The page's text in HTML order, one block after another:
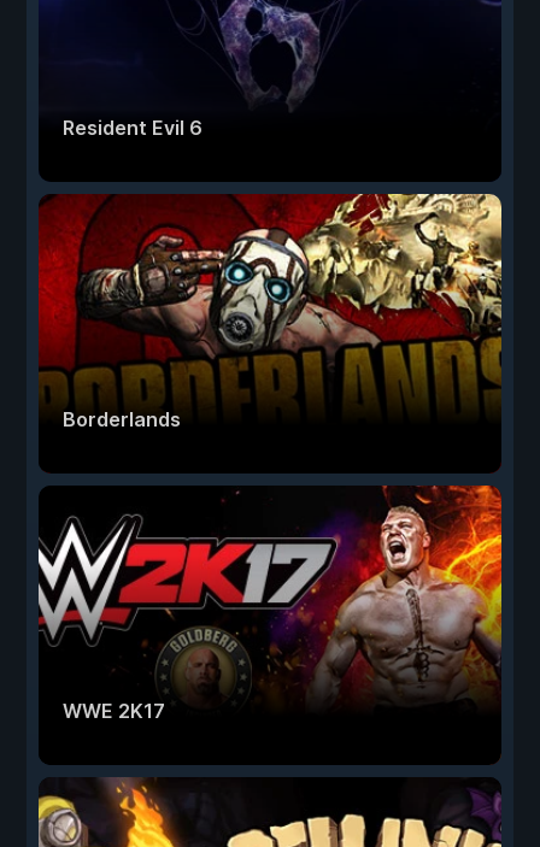
Resident Evil 6
Borderlands
WWE 2K17